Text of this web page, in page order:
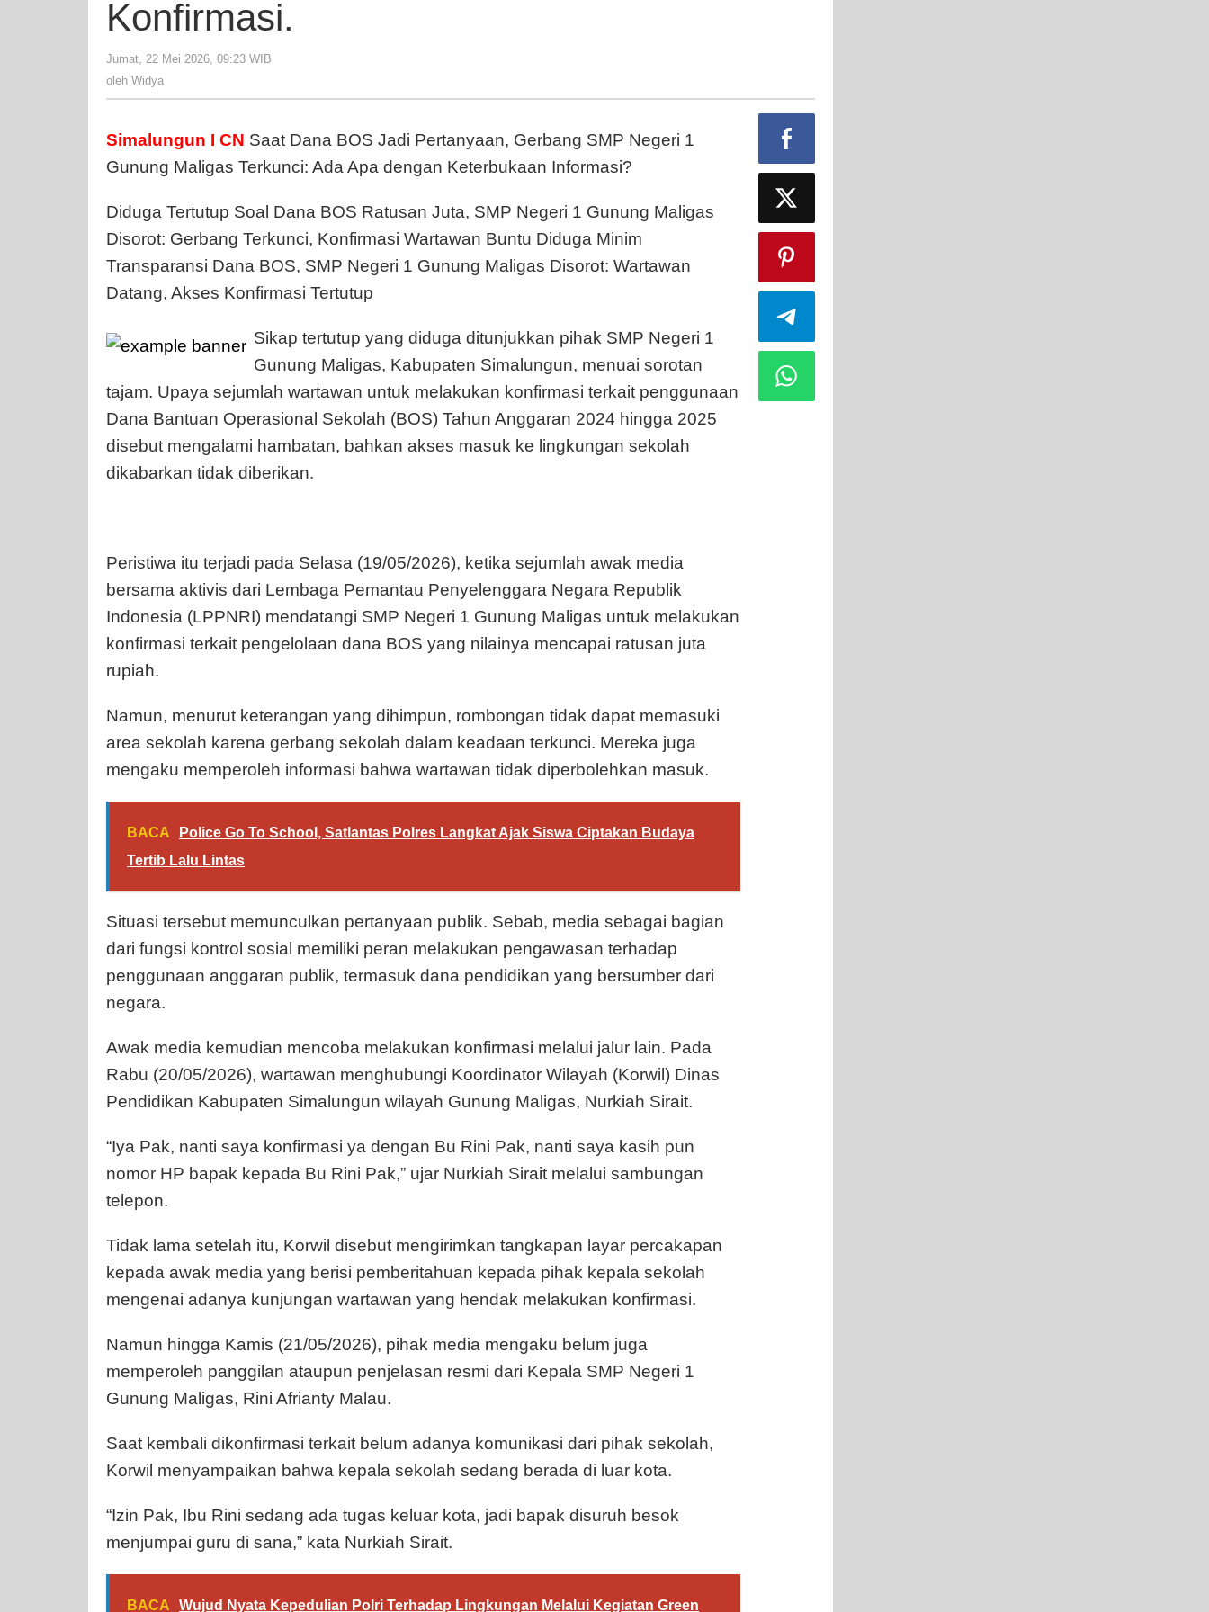
Terkunci,
Sulit
Konfirmasi.
Konfirmasi.
Jumat, 22 Mei 2026, 09:23 WIB
oleh Widya
Simalungun I CN Saat Dana BOS Jadi Pertanyaan, Gerbang SMP Negeri 1
Gunung Maligas Terkunci: Ada Apa dengan Keterbukaan Informasi?
Diduga Tertutup Soal Dana BOS Ratusan Juta, SMP Negeri 1 Gunung Maligas
Disorot: Gerbang Terkunci, Konfirmasi Wartawan Buntu Diduga Minim
Transparansi Dana BOS, SMP Negeri 1 Gunung Maligas Disorot: Wartawan
Datang, Akses Konfirmasi Tertutup
Sikap tertutup yang diduga ditunjukkan pihak SMP Negeri 1
Gunung Maligas, Kabupaten Simalungun, menuai sorotan
tajam. Upaya sejumlah wartawan untuk melakukan konfirmasi terkait penggunaan
Dana Bantuan Operasional Sekolah (BOS) Tahun Anggaran 2024 hingga 2025
disebut mengalami hambatan, bahkan akses masuk ke lingkungan sekolah
dikabarkan tidak diberikan.
Peristiwa itu terjadi pada Selasa (19/05/2026), ketika sejumlah awak media
bersama aktivis dari Lembaga Pemantau Penyelenggara Negara Republik
Indonesia (LPPNRI) mendatangi SMP Negeri 1 Gunung Maligas untuk melakukan
konfirmasi terkait pengelolaan dana BOS yang nilainya mencapai ratusan juta
rupiah.
Namun, menurut keterangan yang dihimpun, rombongan tidak dapat memasuki
area sekolah karena gerbang sekolah dalam keadaan terkunci. Mereka juga
mengaku memperoleh informasi bahwa wartawan tidak diperbolehkan masuk.
BACA
Police Go To School, Satlantas Polres Langkat Ajak Siswa Ciptakan Budaya
Tertib Lalu Lintas
Situasi tersebut memunculkan pertanyaan publik. Sebab, media sebagai bagian
dari fungsi kontrol sosial memiliki peran melakukan pengawasan terhadap
penggunaan anggaran publik, termasuk dana pendidikan yang bersumber dari
negara.
Awak media kemudian mencoba melakukan konfirmasi melalui jalur lain. Pada
Rabu (20/05/2026), wartawan menghubungi Koordinator Wilayah (Korwil) Dinas
Pendidikan Kabupaten Simalungun wilayah Gunung Maligas, Nurkiah Sirait.
“Iya Pak, nanti saya konfirmasi ya dengan Bu Rini Pak, nanti saya kasih pun
nomor HP bapak kepada Bu Rini Pak,” ujar Nurkiah Sirait melalui sambungan
telepon.
Tidak lama setelah itu, Korwil disebut mengirimkan tangkapan layar percakapan
kepada awak media yang berisi pemberitahuan kepada pihak kepala sekolah
mengenai adanya kunjungan wartawan yang hendak melakukan konfirmasi.
Namun hingga Kamis (21/05/2026), pihak media mengaku belum juga
memperoleh panggilan ataupun penjelasan resmi dari Kepala SMP Negeri 1
Gunung Maligas, Rini Afrianty Malau.
Saat kembali dikonfirmasi terkait belum adanya komunikasi dari pihak sekolah,
Korwil menyampaikan bahwa kepala sekolah sedang berada di luar kota.
“Izin Pak, Ibu Rini sedang ada tugas keluar kota, jadi bapak disuruh besok
menjumpai guru di sana,” kata Nurkiah Sirait.
BACA Wujud Nyata Kepedulian Polri Terhadap Lingkungan Melalui Kegiatan Green